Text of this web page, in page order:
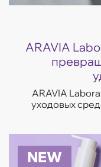
ARAVIA
ARAVIA
уходовых
NEW